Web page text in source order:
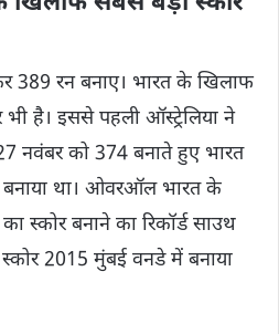
389 रन बनाए। भारत के खिलाफ
है। इससे पहली ऑस्ट्रेलिया ने
नवंबर को 374 बनाते हुए भारत
था। ओवरऑल भारत के
स्कोर बनाने का रिकॉर्ड साउथ
2015 मुंबई वनडे में बनाया